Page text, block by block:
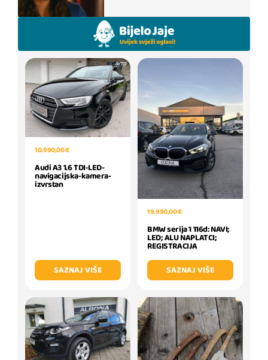
10.990,00 €
Audi A3 1.6 TDI-LED-
navigacijska-kamera-
izvrstan
SAZNAJ VIŠE
19.990,00 €
BMW serija 1 116d: NAVI;
LED; ALU NAPLATCI;
REGISTRACIJA
SAZNAJ VIŠE